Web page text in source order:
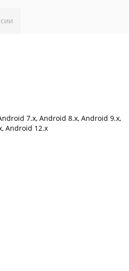
7.x, Android 8.x, Android 9.x,
Android 12.x